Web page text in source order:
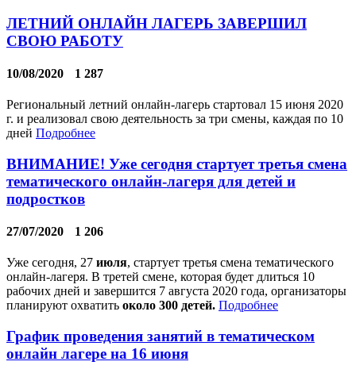
ЛЕТНИЙ ОНЛАЙН ЛАГЕРЬ ЗАВЕРШИЛ
СВОЮ РАБОТУ
10/08/2020 1 287
Региональный летний онлайн-лагерь стартовал 15 июня 2020
г. и реализовал свою деятельность за три смены, каждая по 10
дней Подробнее
ВНИМАНИЕ! Уже сегодня стартует третья смена
тематического онлайн-лагеря для детей и
подростков
27/07/2020 1 206
Уже сегодня, 27 июля, стартует третья смена тематического
онлайн-лагеря. В третей смене, которая будет длиться 10
рабочих дней и завершится 7 августа 2020 года, организаторы
планируют охватить около 300 детей. Подробнее
График проведения занятий в тематическом
онлайн лагере на 16 июня